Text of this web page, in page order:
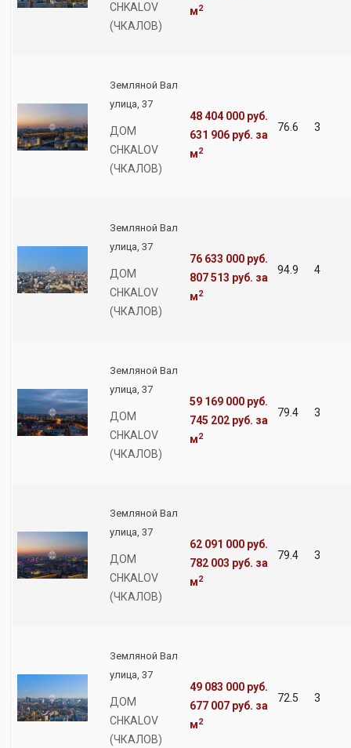
CHKALOV
(ЧКАЛОВ)
м2
Земляной Вал
улица, 37
ДОМ
CHKALOV
(ЧКАЛОВ)
48 404 000 руб.
631 906 руб. за
м2
76.6 3
Земляной Вал
улица, 37
ДОМ
CHKALOV
(ЧКАЛОВ)
76 633 000 руб.
807 513 руб. за
м2
94.9 4
Земляной Вал
улица, 37
ДОМ
CHKALOV
(ЧКАЛОВ)
59 169 000 руб.
745 202 руб. за
м2
79.4 3
Земляной Вал
улица, 37
ДОМ
CHKALOV
(ЧКАЛОВ)
62 091 000 руб.
782 003 руб. за
м2
79.4 3
Земляной Вал
улица, 37
ДОМ
CHKALOV
(ЧКАЛОВ)
49 083 000 руб.
677 007 руб. за
м2
72.5 3